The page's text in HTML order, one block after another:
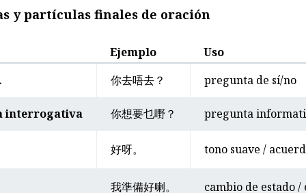
y partículas finales de oración
Ejemplo
Uso
你去唔去？ pregunta de sí/no
interrogativa 你想要乜嘢？ pregunta
好呀。 tono suave /
我準備好喇。 cambio de estado /